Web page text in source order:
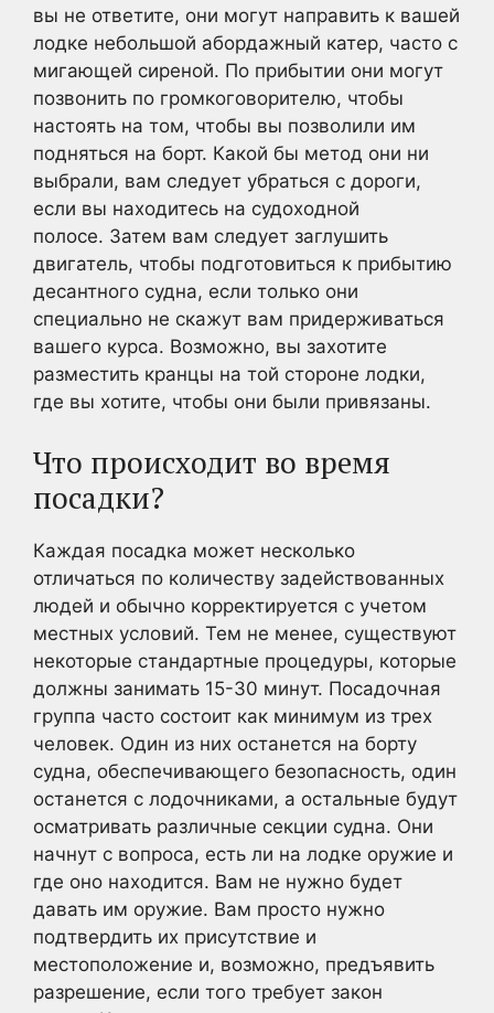
вы не ответите, они могут направить к вашей
лодке небольшой абордажный катер, часто с
мигающей сиреной. По прибытии они могут
позвонить по громкоговорителю, чтобы
настоять на том, чтобы вы позволили им
подняться на борт. Какой бы метод они ни
выбрали, вам следует убраться с дороги,
если вы находитесь на судоходной
полосе. Затем вам следует заглушить
двигатель, чтобы подготовиться к прибытию
десантного судна, если только они
специально не скажут вам придерживаться
вашего курса. Возможно, вы захотите
разместить кранцы на той стороне лодки,
где вы хотите, чтобы они были привязаны.
Что происходит во время
посадки?
Каждая посадка может несколько
отличаться по количеству задействованных
людей и обычно корректируется с учетом
местных условий. Тем не менее, существуют
некоторые стандартные процедуры, которые
должны занимать 15-30 минут. Посадочная
группа часто состоит как минимум из трех
человек. Один из них останется на борту
судна, обеспечивающего безопасность, один
останется с лодочниками, а остальные будут
осматривать различные секции судна. Они
начнут с вопроса, есть ли на лодке оружие и
где оно находится. Вам не нужно будет
давать им оружие. Вам просто нужно
подтвердить их присутствие и
местоположение и, возможно, предъявить
разрешение, если того требует закон